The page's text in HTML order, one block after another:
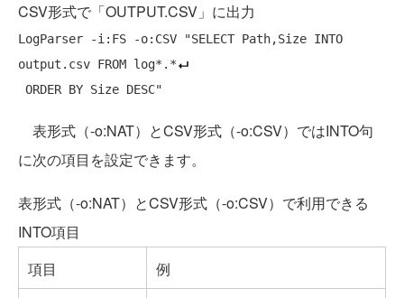
CSV形式で「OUTPUT.CSV」に出力
LogParser -i:FS -o:CSV "SELECT Path,Size INTO
output .csv FROM log*.*
ORDER BY Size DESC
表形式（-o:NAT）とCSV形式（-o:CSV）ではINTO句
に次の項目を設定できます。
表形式（-o:NAT）とCSV形式（-o:CSV）で利用できる
INTO項目
項目
例